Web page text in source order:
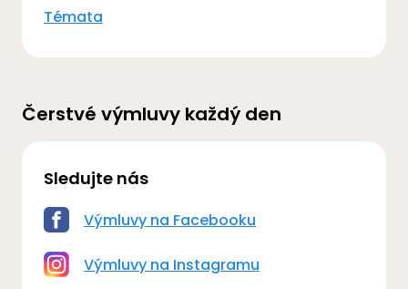
Témata
Čerstvé výmluvy každý den
Sledujte nás
Výmluvy na Facebooku
Výmluvy na Instagramu